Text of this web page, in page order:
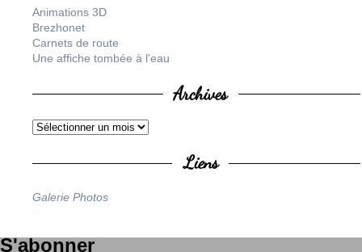
Animations 3D
Brezhonet
Carnets de route
Une affiche tombée à l'eau
Archives
Liens
Galerie Photos
S'abonner